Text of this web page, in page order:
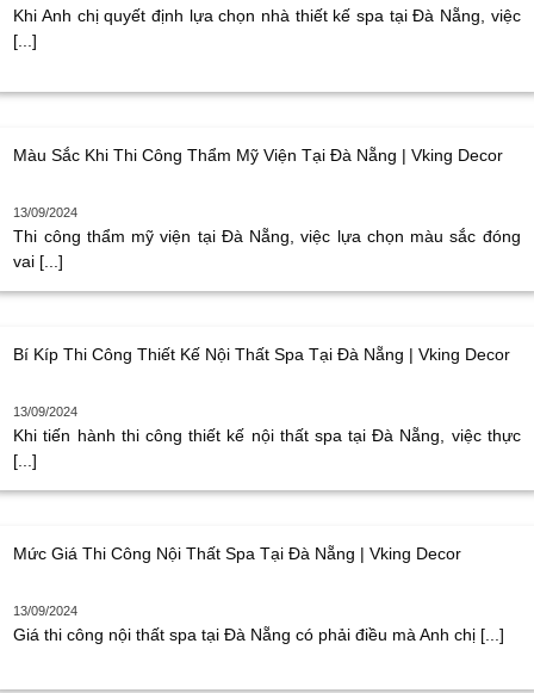
Khi Anh chị quyết định lựa chọn nhà thiết kế spa tại Đà Nẵng, việc
[...]
Màu Sắc Khi Thi Công Thẩm Mỹ Viện Tại Đà Nẵng | Vking Decor
13/09/2024
Thi công thẩm mỹ viện tại Đà Nẵng, việc lựa chọn màu sắc đóng
vai [...]
Bí Kíp Thi Công Thiết Kế Nội Thất Spa Tại Đà Nẵng | Vking Decor
13/09/2024
Khi tiến hành thi công thiết kế nội thất spa tại Đà Nẵng, việc thực
[...]
Mức Giá Thi Công Nội Thất Spa Tại Đà Nẵng | Vking Decor
13/09/2024
Giá thi công nội thất spa tại Đà Nẵng có phải điều mà Anh chị [...]